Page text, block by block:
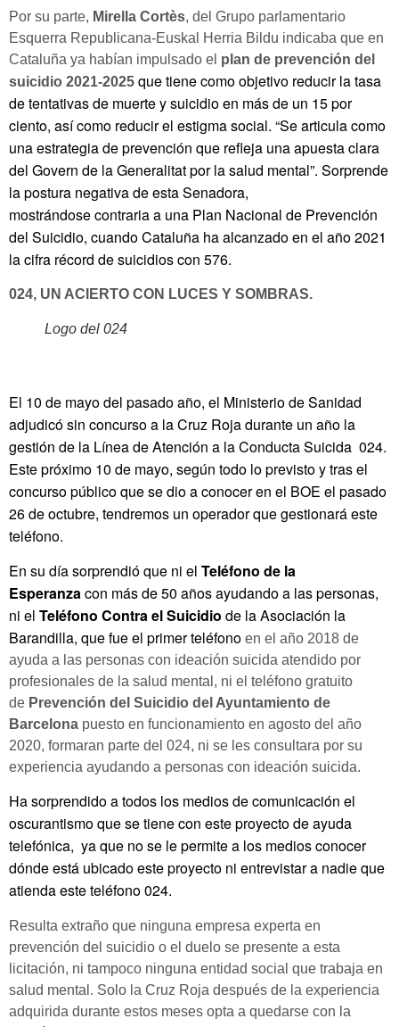
Por su parte, Mirella Cortès, del Grupo parlamentario
Esquerra Republicana-Euskal Herria Bildu indicaba que en
Cataluña ya habían impulsado el plan de prevención del
suicidio 2021-2025 que tiene como objetivo reducir la tasa
de tentativas de muerte y suicidio en más de un 15 por
ciento, así como reducir el estigma social. “Se articula como
una estrategia de prevención que refleja una apuesta clara
del Govern de la Generalitat por la salud mental”. Sorprende
la postura negativa de esta Senadora,
mostrándose contraria a una Plan Nacional de Prevención
del Suicidio, cuando Cataluña ha alcanzado en el año 2021
la cifra récord de suicidios con 576.
024, UN ACIERTO CON LUCES Y SOMBRAS.
Logo del 024
El 10 de mayo del pasado año, el Ministerio de Sanidad
adjudicó sin concurso a la Cruz Roja durante un año la
gestión de la Línea de Atención a la Conducta Suicida 024.
Este próximo 10 de mayo, según todo lo previsto y tras el
concurso público que se dio a conocer en el BOE el pasado
26 de octubre, tendremos un operador que gestionará este
teléfono.
En su día sorprendió que ni el Teléfono de la
Esperanzacon más de 50 años ayudando a las personas,
ni el Teléfono Contra el Suicidio de la Asociación la
Barandilla, que fue el primer teléfono en el año 2018 de
ayuda a las personas con ideación suicida atendido por
profesionales de la salud mental, ni el teléfono gratuito
de Prevención del Suicidio del Ayuntamiento de
Barcelona puesto en funcionamiento en agosto del año
2020, formaran parte del 024, ni se les consultara por su
experiencia ayudando a personas con ideación suicida.
Ha sorprendido a todos los medios de comunicación el
oscurantismo que se tiene con este proyecto de ayuda
telefónica, ya que no se le permite a los medios conocer
dónde está ubicado este proyecto ni entrevistar a nadie que
atienda este teléfono 024.
Resulta extraño que ninguna empresa experta en
prevención del suicidio o el duelo se presente a esta
licitación, ni tampoco ninguna entidad social que trabaja en
salud mental. Solo la Cruz Roja después de la experiencia
adquirida durante estos meses opta a quedarse con la